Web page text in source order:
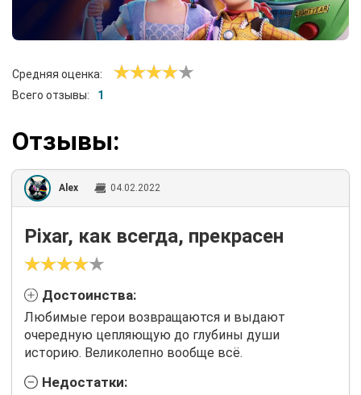
Средняя оценка:
Всего отзывы:
1
Отзывы:
Alex 04.02.2022
Pixar, как всегда, прекрасен
Достоинства:
Любимые герои возвращаются и выдают
очередную цепляющую до глубины души
историю. Великолепно вообще всё.
Недостатки: